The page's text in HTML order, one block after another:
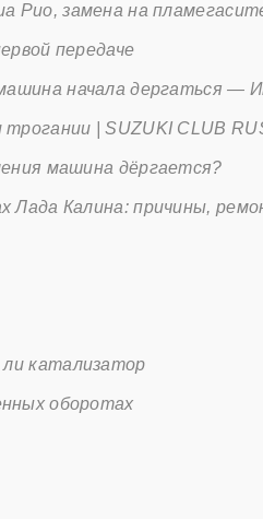
Рио, замена на
передаче
начала дергаться
| SUZUKI CLUB
машина дёргается?
Лада Калина: причины,
катализатор
оборотах